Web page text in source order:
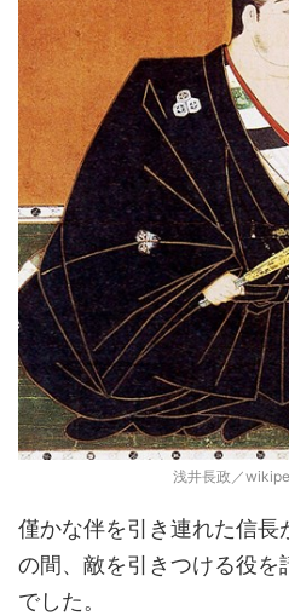
浅井長政／
僅かな伴を引き連れた信
の間、敵を引きつける役を
でした。